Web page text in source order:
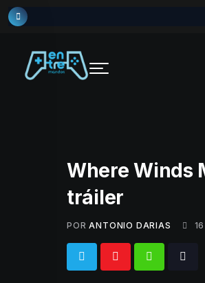
Skip
to
Where Winds
tráiler
POR ANTONIO DARIAS
Whatsapp